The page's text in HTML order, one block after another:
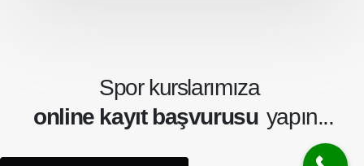
Spor kurslarımıza
online kayıt başvurusu yapın...